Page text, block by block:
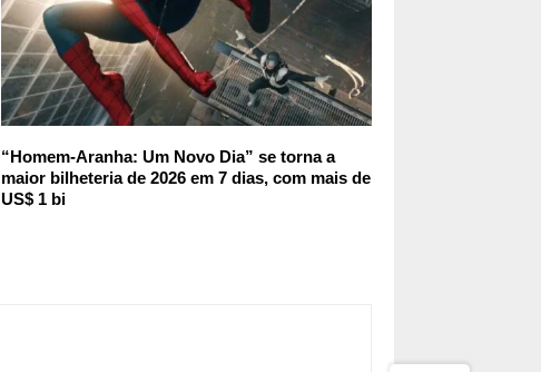
“Homem-Aranha: Um Novo Dia” se torna a
maior bilheteria de 2026 em 7 dias, com mais de
US$ 1 bi